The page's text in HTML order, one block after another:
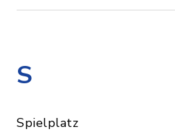
S
Spielplatz